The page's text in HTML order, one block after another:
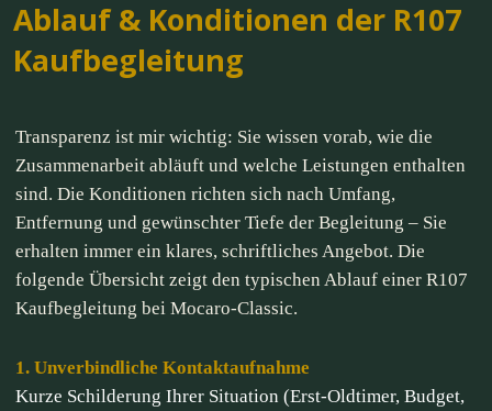
Ablauf & Konditionen der R107
Kaufbegleitung
Transparenz ist mir wichtig: Sie wissen vorab, wie die
Zusammenarbeit abläuft und welche Leistungen enthalten
sind. Die Konditionen richten sich nach Umfang,
Entfernung und gewünschter Tiefe der Begleitung – Sie
erhalten immer ein klares, schriftliches Angebot. Die
folgende Übersicht zeigt den typischen Ablauf einer R107
Kaufbegleitung bei Mocaro-Classic.
1. Unverbindliche Kontaktaufnahme
Kurze Schilderung Ihrer Situation (Erst-Oldtimer, Budget,